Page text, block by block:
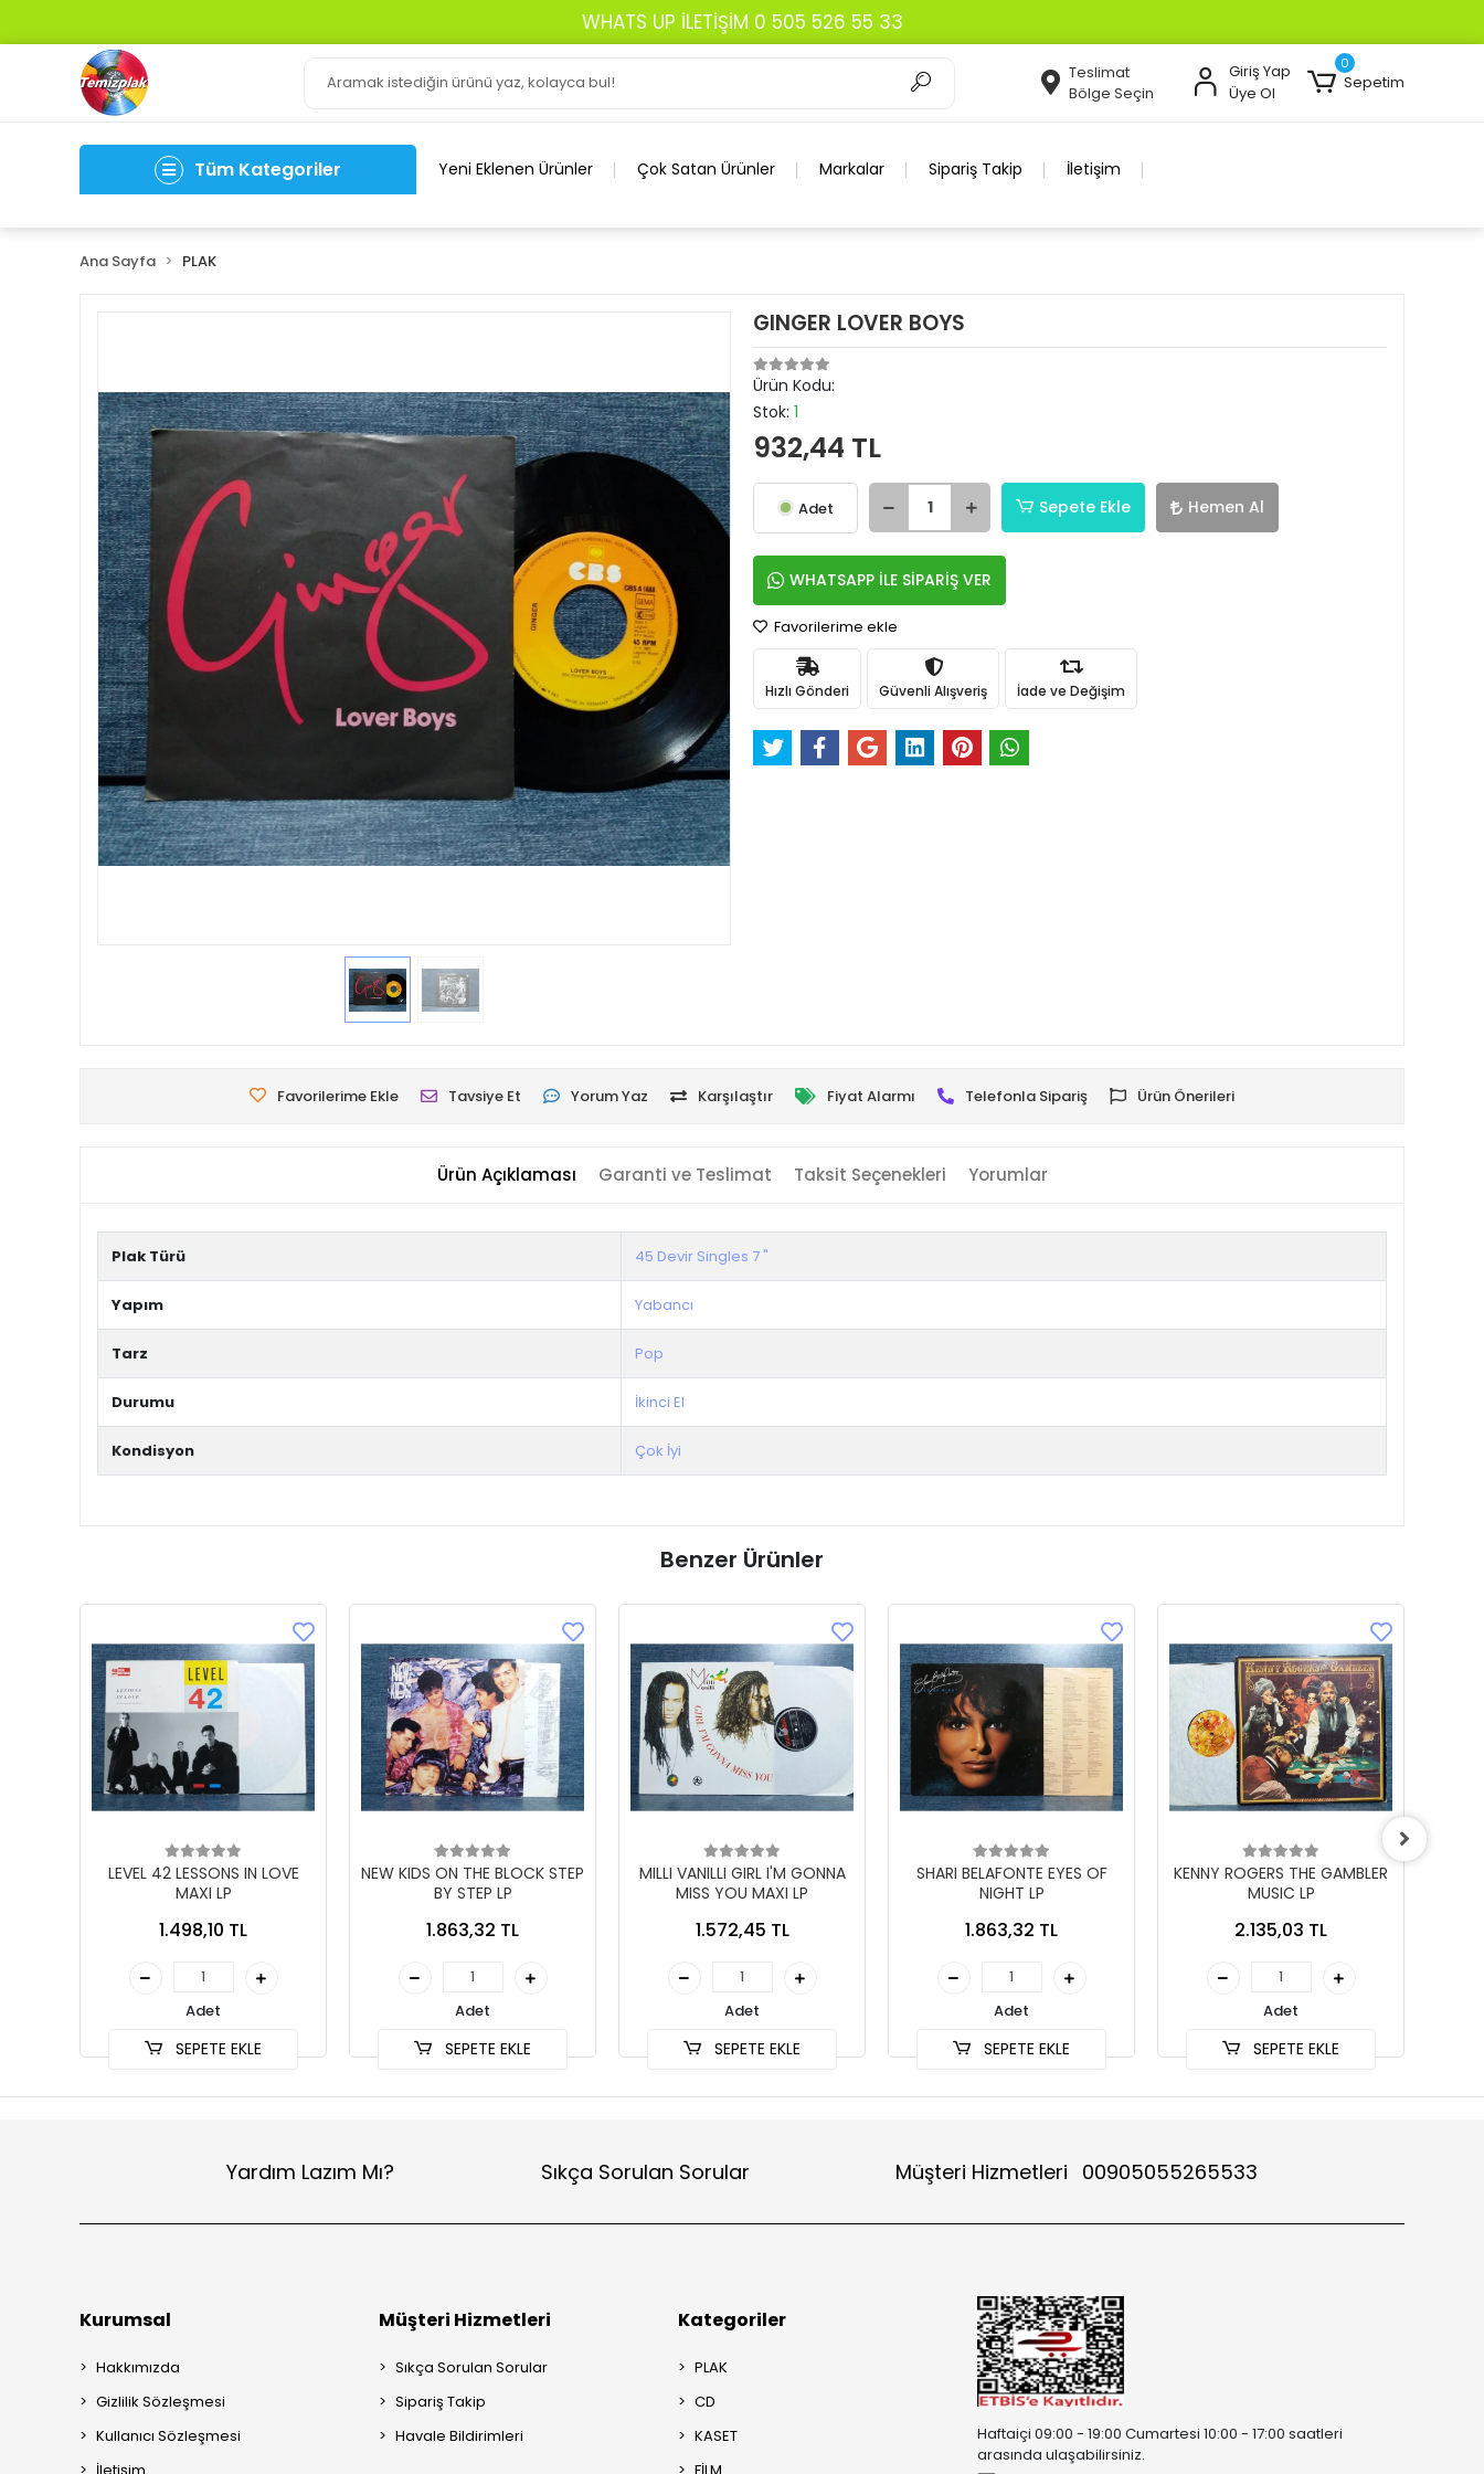
WHATS UP İLETİŞİM 0 505 526 55 33
Teslimat
Bölge Seçin
Giriş Yap
Üye Ol
0
Sepetim
Tüm Kategoriler Yeni Eklenen Ürünler Çok Satan Ürünler Markalar Sipariş Takip İletişim
Ana Sayfa PLAK
GINGER LOVER BOYS
Ürün Kodu:
Stok: 1
932,44 TL
Adet Sepete Ekle Hemen Al
WHATSAPP İLE SİPARİŞ VER
Favorilerime ekle
Hızlı Gönderi Güvenli Alışveriş İade ve Değişim
Favorilerime Ekle Tavsiye Et Yorum Yaz Karşılaştır Fiyat Alarmı Telefonla Sipariş Ürün Önerileri
Ürün Açıklaması Garanti ve Teslimat Taksit Seçenekleri Yorumlar
Plak Türü 45 Devir Singles 7 "
Yapım Yabancı
Tarz Pop
Durumu İkinci El
Kondisyon Çok İyi
Benzer Ürünler
LEVEL 42 LESSONS IN LOVE
MAXI LP
1.498,10 TL
Adet
SEPETE EKLE
NEW KIDS ON THE BLOCK STEP
BY STEP LP
1.863,32 TL
Adet
SEPETE EKLE
MILLI VANILLI GIRL I'M GONNA
MISS YOU MAXI LP
1.572,45 TL
Adet
SEPETE EKLE
SHARI BELAFONTE EYES OF
NIGHT LP
1.863,32 TL
Adet
SEPETE EKLE
KENNY ROGERS THE GAMBLER
MUSIC LP
2.135,03 TL
Adet
SEPETE EKLE
Yardım Lazım Mı? Sıkça Sorulan Sorular Müşteri Hizmetleri 00905055265533
Kurumsal
Hakkımızda
Gizlilik Sözleşmesi
Kullanıcı Sözleşmesi
Müşteri Hizmetleri
Sıkça Sorulan Sorular
Sipariş Takip
Havale Bildirimleri
Kategoriler
PLAK
CD
KASET
Haftaiçi 09:00 - 19:00 Cumartesi 10:00 - 17:00 saatleri
arasında ulaşabilirsiniz.